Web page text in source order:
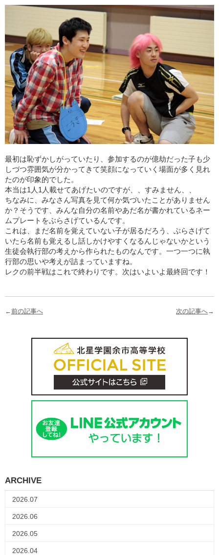
最初は恥ずかしがっていたり、参加するのが億劫だった子も少
しづつ雰囲気が分かってきて笑顔になっていく場面が多く見れ
たのが印象的でした。
本当は1 人 1 人載せてあげたいのですが、、すみません、、
ちなみに、みなさん写真を見て何か気づいたことがありません
か？そうです、みんな自分の名前やあだ名が書かれているネー
ムプレートをぶらさげているんです。
これは、まだ名前を覚えていない子が居るだろう、ぶらさげて
いたら名前も覚えるし話しかけやすくなるんじゃないかという
生徒会執行部の考えから作られたものなんです。一つ一つに執
行部の思いや考えが詰まっていますね。
レクの前半戦はこれで終わりです。次はいよいよ最終回です！
←前の記事へ 次の記事へ→
ARCHIVE
2026.07
2026.06
2026.05
2026.04